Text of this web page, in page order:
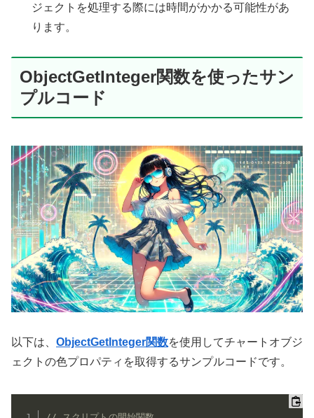
ジェクトを処理する際には時間がかかる可能性があ
ります。
ObjectGetInteger関数を使ったサン
プルコード
以下は、 ObjectGetInteger関数を使用してチャートオブジ
ェクトの色プロパティを取得するサンプルコードです。